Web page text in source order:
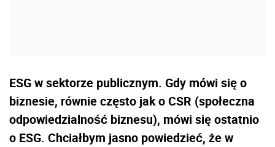
ESG w sektorze publicznym. Gdy mówi się o
biznesie, równie często jak o CSR (społeczna
odpowiedzialność biznesu), mówi się ostatnio
o ESG. Chciałbym jasno powiedzieć, że w